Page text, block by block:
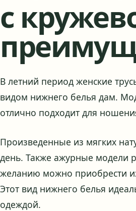
с
В летний период женские
видом нижнего белья дам.
отлично подходит для
Произведенные из мягких
день. Также ажурные модели
желанию можно приобрести
Этот вид нижнего белья
одеждой.